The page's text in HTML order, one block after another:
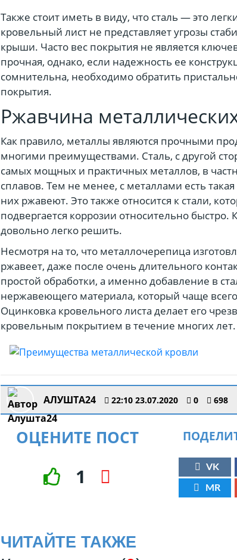
Также стоит иметь в виду, что сталь — это
кровельный лист не представляет угрозы
крыши. Часто вес покрытия не является
прочная, однако, если надежность ее
сомнительна, необходимо обратить
покрытия.
Ржавчина
Как правило, металлы являются прочными
многими преимуществами. Сталь, с другой
самых мощных и практичных металлов, в
сплавов. Тем не менее, с металлами есть
них ржавеют. Это также относится к стали,
подвергается коррозии относительно быстро.
довольно легко решить.
Несмотря на то, что металлочерепица
ржавеет, даже после очень длительного
простой обработки, а именно добавление в
нержавеющего материала, который чаще
Оцинковка кровельного листа делает его
кровельным покрытием в течение многих лет.
АЛУШТА24 22:10 23.07.2020 0 698
ОЦЕНИТЕ ПОСТ
1 VK
MR
ЧИТАЙТЕ ТАКЖЕ